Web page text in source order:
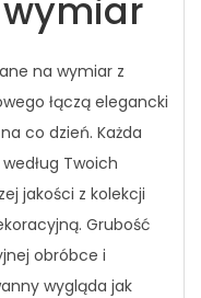
na wymiar z
łączą elegancki
co dzień. Każda
Twoich
jakości z kolekcji
Grubość
obróbce i
wygląda jak